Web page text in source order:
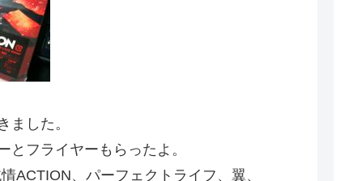
ました。
とフライヤーもらったよ。
ACTION、パーフェクトライフ、翼、